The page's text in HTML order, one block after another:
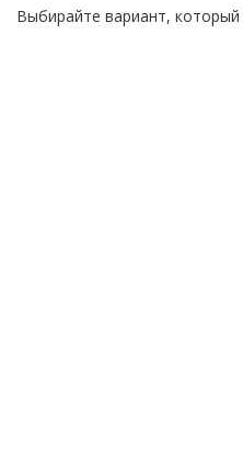
Выбирайте вариант, который